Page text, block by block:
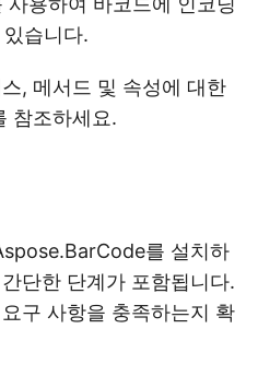
습니다.
, 메서드 및 속성에 대한
참조하세요.
를 설치하
단한 단계가 포함됩니다.
구 사항을 충족하는지 확